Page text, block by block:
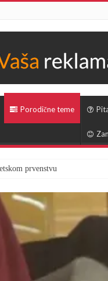
Porodične teme
prvenstvu